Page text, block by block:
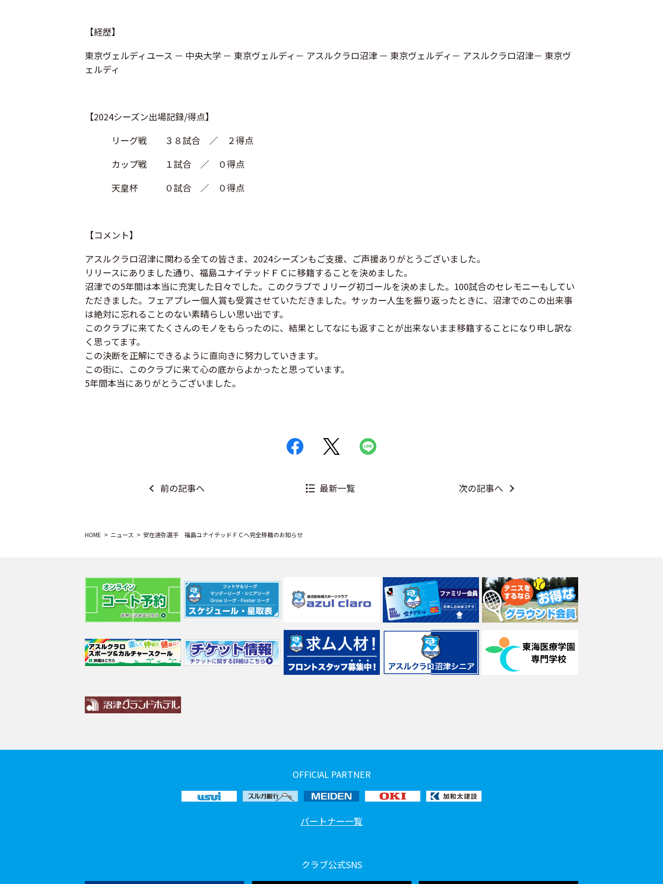
【経歴】
東京ヴェルディユース － 中央大学 － 東京ヴェルディ－ アスルクラロ沼津 － 東京ヴェルディ－ アスルクラロ沼津－ 東京ヴ
ェルディ
【2024シーズン出場記録/得点】
リーグ戦 ３８試合 ／ ２得点
カップ戦 １試合 ／ ０得点
天皇杯 ０試合 ／ ０得点
【コメント】
アスルクラロ沼津に関わる全ての皆さま、2024シーズンもご支援、ご声援ありがとうございました。
リリースにありました通り、福島ユナイテッドＦＣに移籍することを決めました。
沼津での5年間は本当に充実した日々でした。このクラブでＪリーグ初ゴールを決めました。100試合のセレモニーもしてい
ただきました。フェアプレー個人賞も受賞させていただきました。サッカー人生を振り返ったときに、沼津でのこの出来事
は絶対に忘れることのない素晴らしい思い出です。
このクラブに来てたくさんのモノをもらったのに、結果としてなにも返すことが出来ないまま移籍することになり申し訳な
く思ってます。
この決断を正解にできるように直向きに努力していきます。
この街に、このクラブに来て心の底からよかったと思っています。
5年間本当にありがとうございました。
前の記事へ 最新一覧 次の記事へ
HOME ニュース 安在達弥選手 福島ユナイテッドＦＣへ完全移籍のお知らせ
OFFICIAL PARTNER
パートナー一覧
クラブ公式SNS